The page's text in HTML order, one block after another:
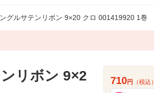
グルサテンリボン 9×20 クロ 001419920 1巻
リボン 9×2
710円 （税込）